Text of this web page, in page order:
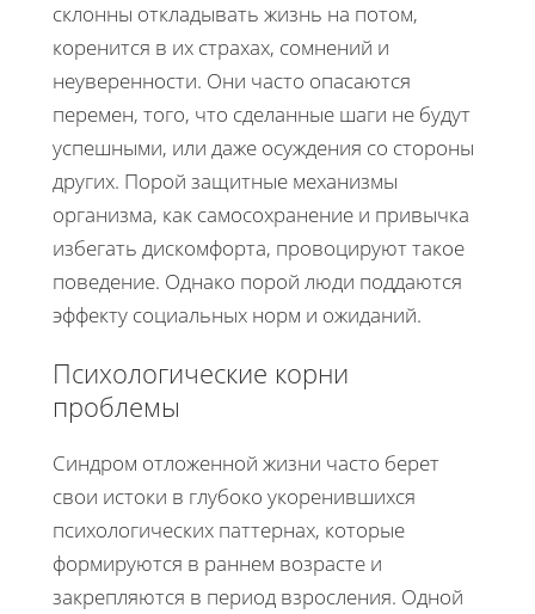
склонны откладывать жизнь на потом,
коренится в их страхах, сомнений и
неуверенности. Они часто опасаются
перемен, того, что сделанные шаги не будут
успешными, или даже осуждения со стороны
других. Порой защитные механизмы
организма, как самосохранение и привычка
избегать дискомфорта, провоцируют такое
поведение. Однако порой люди поддаются
эффекту социальных норм и ожиданий.
Психологические корни
проблемы
Синдром отложенной жизни часто берет
свои истоки в глубоко укоренившихся
психологических паттернах, которые
формируются в раннем возрасте и
закрепляются в период взросления. Одной